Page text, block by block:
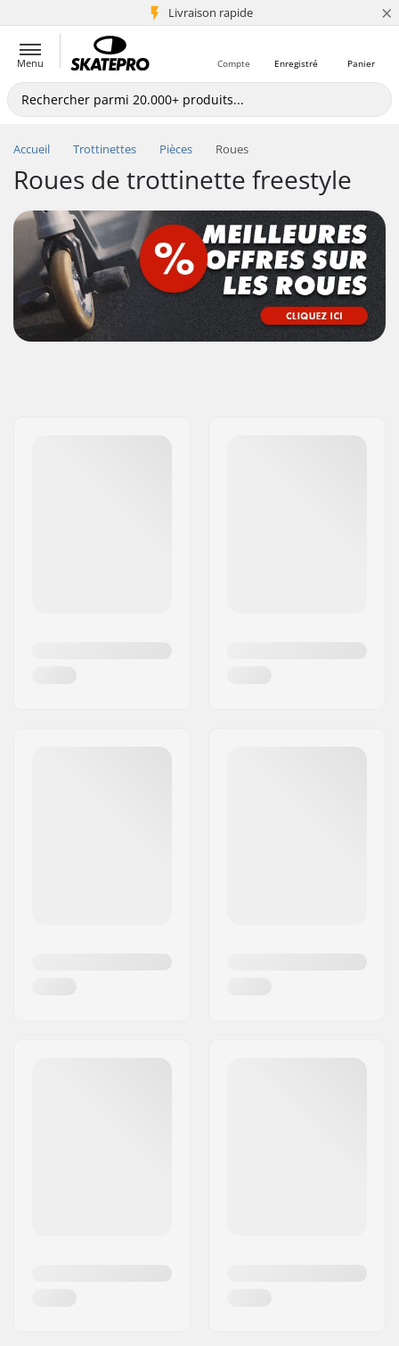
Livraison rapide
+5 mio de clients ×
Menu Panier
Enregistré
Compte
Accueil Trottinettes Pièces Roues
Roues de trottinette freestyle